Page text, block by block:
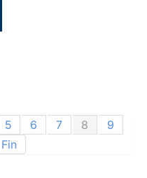
5 6 7 8
9
Fin